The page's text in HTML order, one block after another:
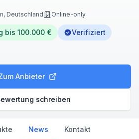
Deutschland Online-only
bis 100.000 €
Verifiziert
Anbieter
schreiben
News Kontakt